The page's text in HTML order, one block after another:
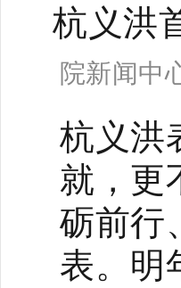
杭义洪
院新闻中
杭义洪
就，更
砺前行
表。 明